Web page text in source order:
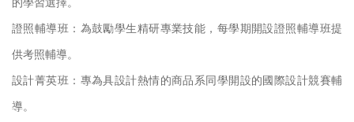
證照輔導班：為鼓勵學生精研專業技能，每學期開設證照輔導班提
供考照輔導。
設計菁英班：專為具設計熱情的商品系同學開設的國際設計競賽輔
導。